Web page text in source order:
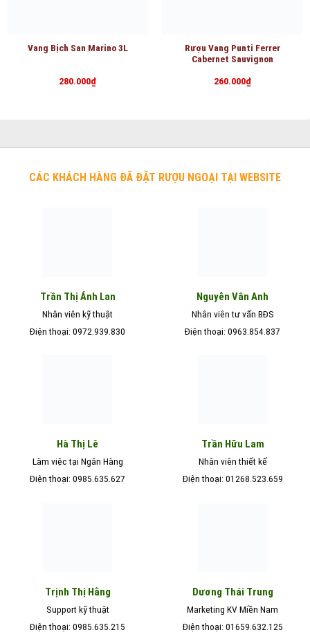
Vang Bịch San Marino 3L
280.000₫
Rượu Vang Punti Ferrer
Cabernet Sauvignon
260.000₫
CÁC KHÁCH HÀNG ĐÃ ĐẶT RƯỢU NGOẠI TẠI WEBSITE
Trần Thị Ánh Lan
Nhân viên kỹ thuật
Điện thoại: 0972.939.830
Nguyễn Vân Anh
Nhân viên tư vấn BĐS
Điện thoại: 0963.854.837
Hà Thị Lê
Làm việc tại Ngân Hàng
Điện thoại: 0985.635.627
Trần Hữu Lam
Nhân viên thiết kế
Điện thoại: 01268.523.659
Trịnh Thị Hằng
Support kỹ thuật
Điện thoại: 0985.635.215
Dương Thái Trung
Marketing KV Miền Nam
Điện thoại: 01659.632.125